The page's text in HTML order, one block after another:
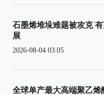
石墨烯堆垛难题被攻克
展
2026-08-04 03:05
全球单产最大高端聚乙烯